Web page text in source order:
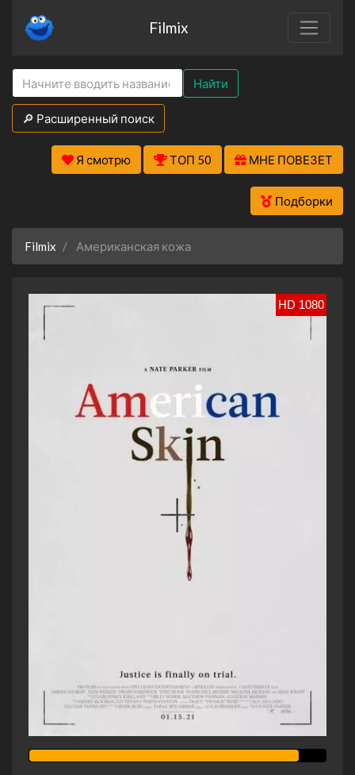
Filmix
Найти
🔎 Расширенный поиск
Я смотрю ТОП 50 МНЕ ПОВЕЗЕТ
Подборки
Filmix Американская кожа
HD 1080